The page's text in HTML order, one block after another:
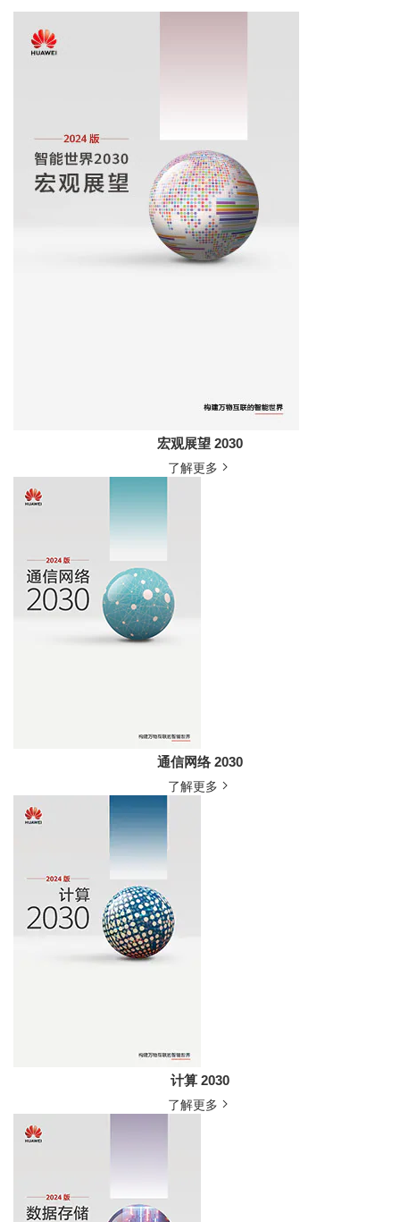
宏观展望 2030
了解更多
通信网络 2030
了解更多
计算 2030
了解更多